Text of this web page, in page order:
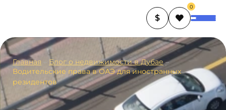
$
0
Главная Блог о недвижимости в Дубае–
Водительские права в ОАЭ для иностранных
резидентов